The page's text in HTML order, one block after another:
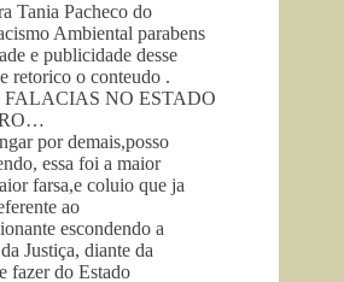
Tania Pacheco do
Ambiental parabens
e publicidade desse
retorico o conteudo .
FALACIAS NO ESTADO
por demais,posso
essa foi a maior
farsa,e coluio que ja
ao
escondendo a
Justiça, diante da
fazer do Estado